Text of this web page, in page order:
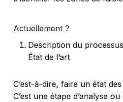
Actuellement ?
Description du
État de l’art
C’est-à-dire, faire un état
C’est une étape d’analyse ou